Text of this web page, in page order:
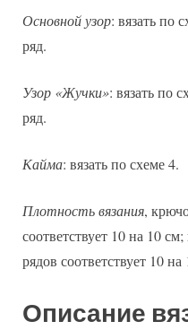
Основной узор: вязать по
ряд.
Узор «Жучки»: вязать по
ряд.
Кайма: вязать по схеме 4.
Плотность вязания,
соответствует 10 на 10
рядов соответствует 10 на
Описание